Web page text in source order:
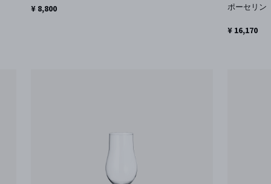
¥ 8,800 ポーセリン
¥ 16,170